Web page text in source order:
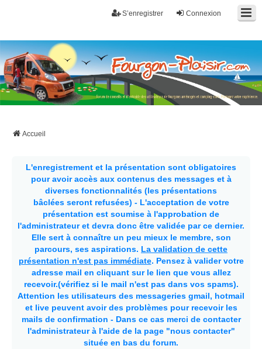
Connexion
S’enregistrer
Fourgon-plaisir.com
Forum de conseils et d'entraide des utilisateurs de fourgons, fourgons
aménagés, vans et de camping-car. Partagez votre expérience.
Accueil
L'enregistrement et la présentation sont obligatoires
pour avoir accès aux contenus des messages et à
diverses fonctionnalités (les présentations
bâclées seront refusées) - L'acceptation de votre
présentation est soumise à l'approbation de
l'administrateur et devra donc être validée par ce dernier.
Elle sert à connaître un peu mieux le membre, son
parcours, ses aspirations. La validation de cette
présentation n'est pas immédiate. Pensez à valider votre
adresse mail en cliquant sur le lien que vous allez
recevoir.(vérifiez si le mail n'est pas dans vos spams).
Attention les utilisateurs des messageries gmail, hotmail
et live peuvent avoir des problèmes pour recevoir les
mails de confirmation - Dans ce cas merci de contacter
l'administrateur à l'aide de la page "nous contacter"
située en bas du forum.